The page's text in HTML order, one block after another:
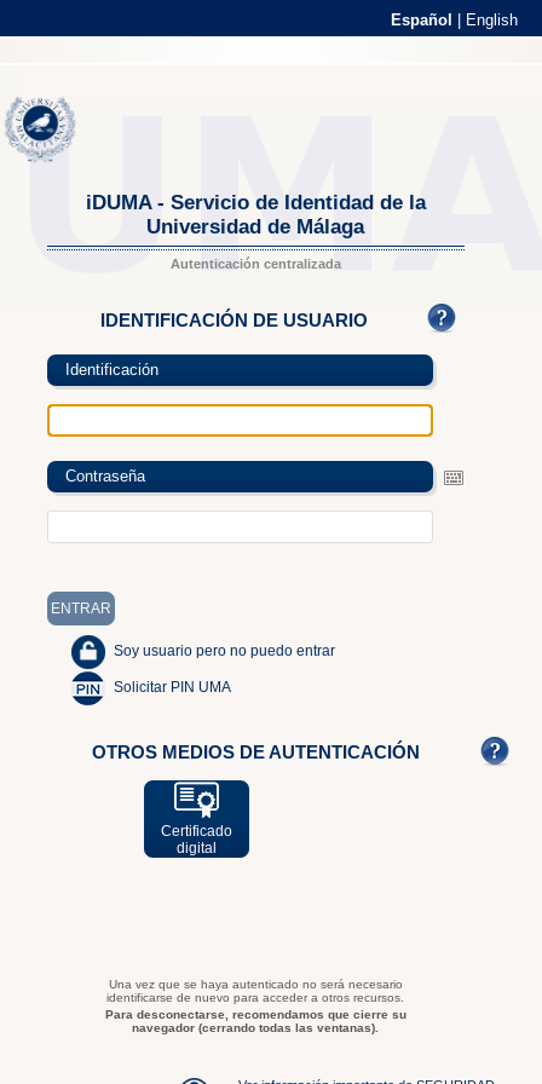
Español English
iDUMA - Servicio de Identidad de la
Universidad de Málaga
Autenticación centralizada
IDENTIFICACIÓN DE USUARIO
Identificación
Contraseña
Soy usuario pero no puedo entrar
Solicitar PIN UMA
OTROS MEDIOS DE AUTENTICACIÓN
Certificado
digital
Una vez que se haya autenticado no será necesario
identificarse de nuevo para acceder a otros recursos.
Para desconectarse, recomendamos que cierre su
navegador (cerrando todas las ventanas).